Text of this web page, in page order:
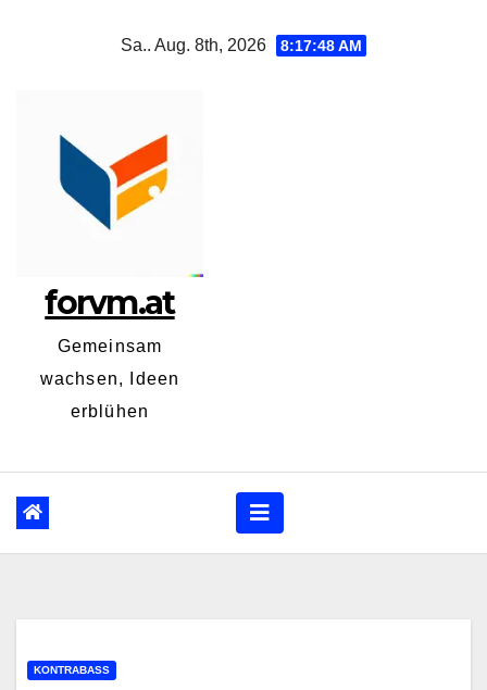
Sa.. Aug. 8th, 2026 8:17:49 AM
forvm.at
Gemeinsam
wachsen, Ideen
erblühen
KONTRABASS